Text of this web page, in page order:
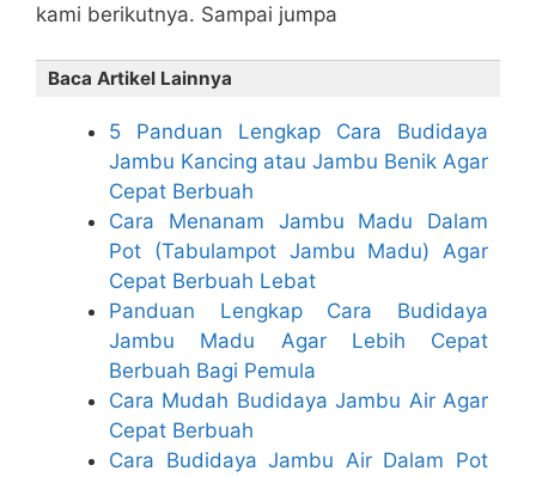
kami berikutnya. Sampai jumpa
Baca Artikel Lainnya
5 Panduan Lengkap Cara Budidaya
Jambu Kancing atau Jambu Benik Agar
Cepat Berbuah
Cara Menanam Jambu Madu Dalam
Pot (Tabulampot Jambu Madu) Agar
Cepat Berbuah Lebat
Panduan Lengkap Cara Budidaya
Jambu Madu Agar Lebih Cepat
Berbuah Bagi Pemula
Cara Mudah Budidaya Jambu Air Agar
Cepat Berbuah
Cara Budidaya Jambu Air Dalam Pot